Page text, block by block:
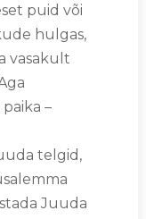
puid või
hulgas,
vasakult
–
telgid,
Juuda